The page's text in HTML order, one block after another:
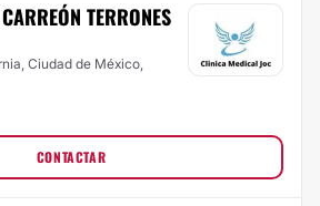
TERRONES
Ciudad de México,
CONTACTAR